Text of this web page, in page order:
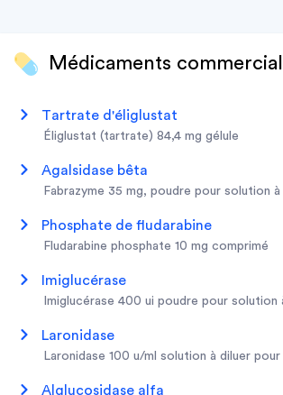
Médicaments
tartrate d'éliglustat
éliglustat (tartrate) 84,4 mg gélule
agalsidase bêta
fabrazyme 35 mg, poudre pour solution à
phosphate de fludarabine
fludarabine phosphate 10 mg comprimé
imiglucérase
imiglucérase 400 ui poudre pour solution
laronidase
laronidase 100 u/ml solution à diluer
alglucosidase alfa